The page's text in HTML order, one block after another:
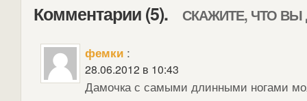
Комментарии (5). СКАЖИТЕ, ЧТО ВЫ
фемки :
28.06.2012 в 10:43
Дамочка с самыми длинными ногами